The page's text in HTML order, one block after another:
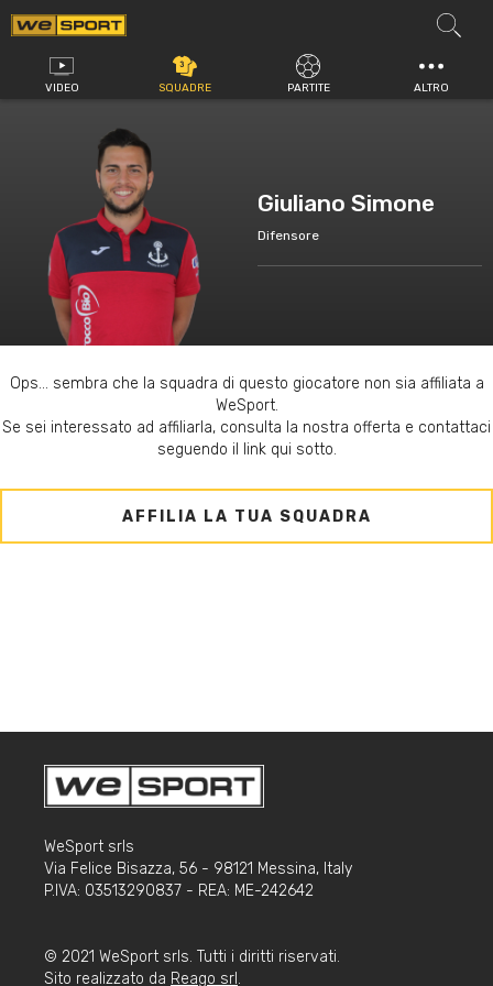
Vai
al
contenuto
VIDEO SQUADRE PARTITE ALTRO
Giuliano Simone
Difensore
Ops... sembra che la squadra di questo giocatore non sia affiliata a
WeSport.
Se sei interessato ad affiliarla, consulta la nostra offerta e contattaci
seguendo il link qui sotto.
AFFILIA LA TUA SQUADRA
WeSport srls
Via Felice Bisazza, 56 - 98121 Messina, Italy
P.IVA: 03513290837 - REA: ME-242642
© 2021 WeSport srls. Tutti i diritti riservati.
Sito realizzato da Reago srl .